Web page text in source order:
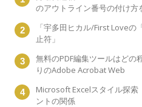
のアウトライン番号の付け
「宇多田ヒカル/First Love
止符」
無料のPDF編集ツールはど
りのAdobe Acrobat Web
Microsoft Excelスタイル探索
ントの関係